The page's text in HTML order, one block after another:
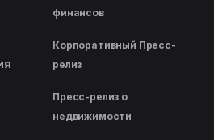
финансов
Корпоративный Пресс-
релиз
Пресс-релиз о
недвижимости